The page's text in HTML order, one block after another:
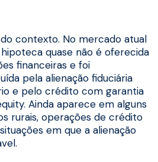
contexto. No mercado atual
quase não é oferecida
financeiras e foi
pela alienação fiduciária
e pelo crédito com garantia
Ainda aparece em alguns
rurais, operações de crédito
em que a alienação